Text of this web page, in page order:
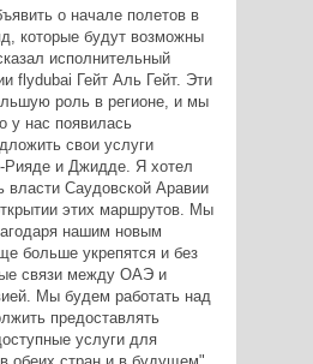
о начале полетов в
которые будут возможны
исполнительный
flydubai Гейт Аль Гейт. Эти
роль в регионе, и мы
у нас появилась
свои услуги
Рияде и Джидде. Я хотел
власти Саудовской Аравии
этих маршрутов. Мы
нашим новым
больше укрепятся и без
связи между ОАЭ и
Мы будем работать над
предоставлять
услуги для